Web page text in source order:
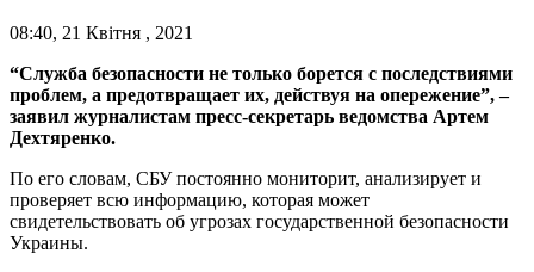
08:40, 21 Квітня , 2021
“Служба безопасности не только борется с последствиями
проблем, а предотвращает их, действуя на опережение”, –
заявил журналистам пресс-секретарь ведомства Артем
Дехтяренко.
По его словам, СБУ постоянно мониторит, анализирует и
проверяет всю информацию, которая может
свидетельствовать об угрозах государственной безопасности
Украины.